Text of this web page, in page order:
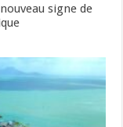
signe de